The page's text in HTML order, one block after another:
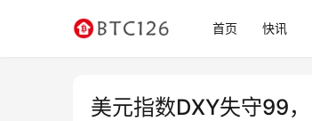
首页 快讯
美元指数DXY失守99